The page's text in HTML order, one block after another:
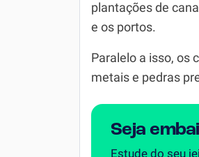
plantações de
e os portos.
Paralelo a isso, os
metais e pedras
Seja
Estude do seu